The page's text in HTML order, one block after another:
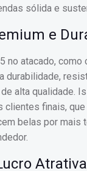
sólida e
e
no atacado, como
durabilidade,
alta qualidade.
clientes finais,
belas por mais